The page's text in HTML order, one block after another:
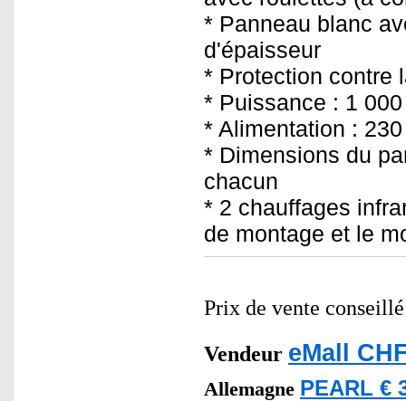
* Panneau blanc
d'épaisseur
* Protection contre
* Puissance : 1
* Alimentation :
* Dimensions du
chacun
* 2 chauffages
de montage et le
Prix de vente
Vendeur eMall
Allemagne PEARL €